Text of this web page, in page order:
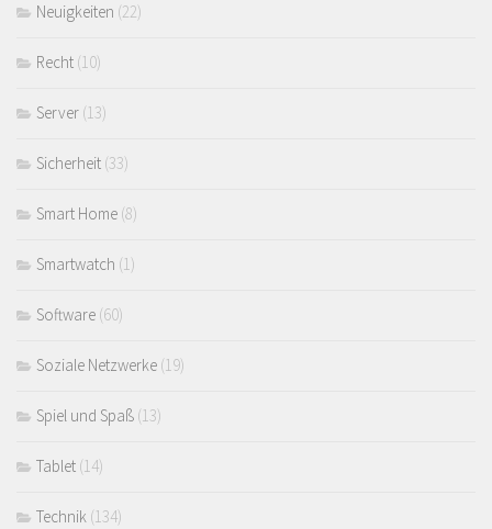
Neuigkeiten (22)
Recht (10)
Server (13)
Sicherheit (33)
Smart Home (8)
Smartwatch (1)
Software (60)
Soziale Netzwerke (19)
Spiel und Spaß (13)
Tablet (14)
Technik (134)